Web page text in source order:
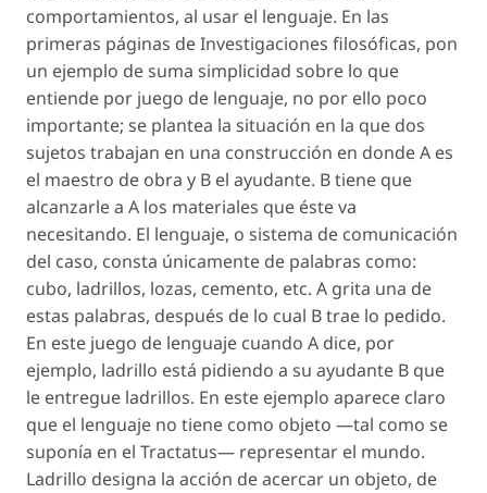
comportamientos, al usar el lenguaje. En las
primeras páginas de Investigaciones filosóficas, pon
un ejemplo de suma simplicidad sobre lo que
entiende por juego de lenguaje, no por ello poco
importante; se plantea la situación en la que dos
sujetos trabajan en una construcción en donde A es
el maestro de obra y B el ayudante. B tiene que
alcanzarle a A los materiales que éste va
necesitando. El lenguaje, o sistema de comunicación
del caso, consta únicamente de palabras como:
cubo, ladrillos, lozas, cemento, etc. A grita una de
estas palabras, después de lo cual B trae lo pedido.
En este juego de lenguaje cuando A dice, por
ejemplo, ladrillo está pidiendo a su ayudante B que
le entregue ladrillos. En este ejemplo aparece claro
que el lenguaje no tiene como objeto —tal como se
suponía en el Tractatus— representar el mundo.
Ladrillo designa la acción de acercar un objeto, de